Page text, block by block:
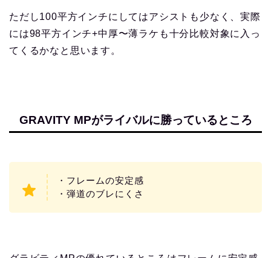
ただし100平方インチにしてはアシストも少なく、実際
には98平方インチ+中厚〜薄ラケも十分比較対象に入っ
てくるかなと思います。
GRAVITY MPがライバルに勝っているところ
・フレームの安定感
・弾道のブレにくさ